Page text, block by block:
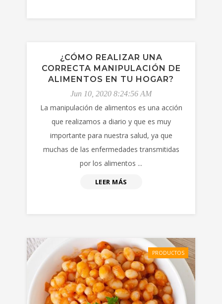
¿CÓMO REALIZAR UNA
CORRECTA MANIPULACIÓN DE
ALIMENTOS EN TU HOGAR?
Jun 10, 2020 8:24:56 AM
La manipulación de alimentos es una acción
que realizamos a diario y que es muy
importante para nuestra salud, ya que
muchas de las enfermedades transmitidas
por los alimentos ...
LEER MÁS
PRODUCTOS